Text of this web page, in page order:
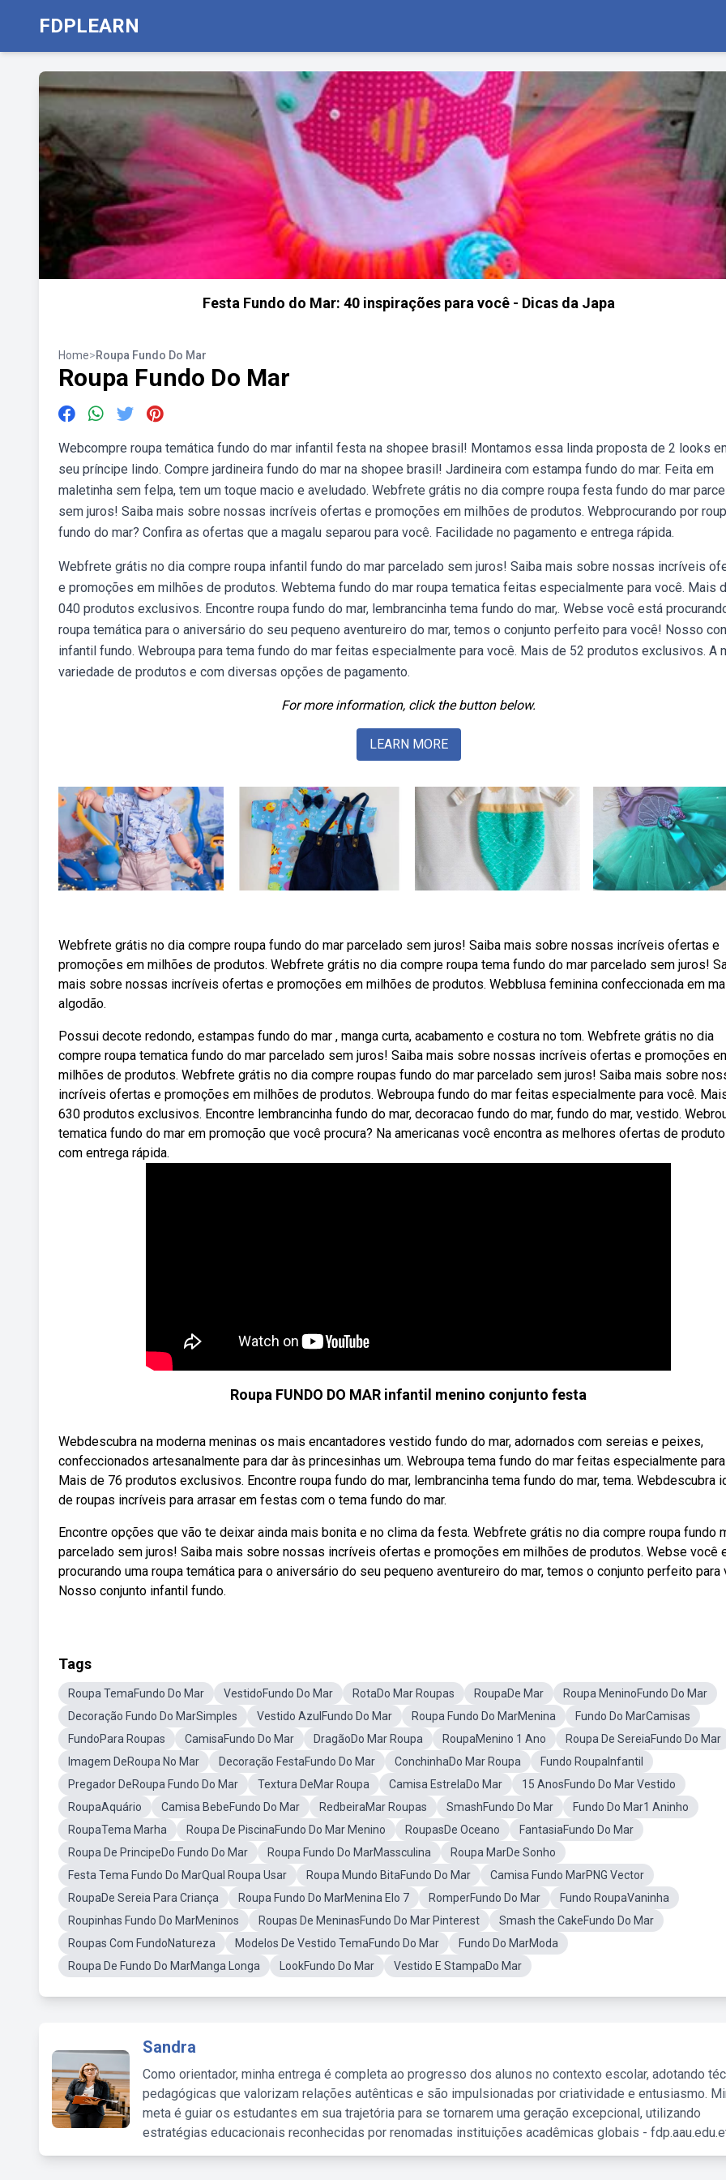
FDPLEARN
Festa Fundo do Mar: 40 inspirações para você - Dicas da Japa
Home>Roupa Fundo Do Mar
Roupa Fundo Do Mar
Webcompre roupa temática fundo do mar infantil festa na shopee brasil! Montamos essa linda proposta de 2 looks
seu príncipe lindo. Compre jardineira fundo do mar na shopee brasil! Jardineira com estampa fundo do mar. Feita em
maletinha sem felpa, tem um toque macio e aveludado. Webfrete grátis no dia compre roupa festa fundo do mar
sem juros! Saiba mais sobre nossas incríveis ofertas e promoções em milhões de produtos. Webprocurando por
fundo do mar? Confira as ofertas que a magalu separou para você. Facilidade no pagamento e entrega rápida.
Webfrete grátis no dia compre roupa infantil fundo do mar parcelado sem juros! Saiba mais sobre nossas incríveis
e promoções em milhões de produtos. Webtema fundo do mar roupa tematica feitas especialmente para você. Mais
040 produtos exclusivos. Encontre roupa fundo do mar, lembrancinha tema fundo do mar,. Webse você está
roupa temática para o aniversário do seu pequeno aventureiro do mar, temos o conjunto perfeito para você! Nosso
infantil fundo. Webroupa para tema fundo do mar feitas especialmente para você. Mais de 52 produtos exclusivos. A
variedade de produtos e com diversas opções de pagamento.
For more information, click the button below.
LEARN MORE
Webfrete grátis no dia compre roupa fundo do mar parcelado sem juros! Saiba mais sobre nossas incríveis ofertas e
promoções em milhões de produtos. Webfrete grátis no dia compre roupa tema fundo do mar parcelado sem juros!
mais sobre nossas incríveis ofertas e promoções em milhões de produtos. Webblusa feminina confeccionada em
algodão.
Possui decote redondo, estampas fundo do mar , manga curta, acabamento e costura no tom. Webfrete grátis no dia
compre roupa tematica fundo do mar parcelado sem juros! Saiba mais sobre nossas incríveis ofertas e promoções
milhões de produtos. Webfrete grátis no dia compre roupas fundo do mar parcelado sem juros! Saiba mais sobre
incríveis ofertas e promoções em milhões de produtos. Webroupa fundo do mar feitas especialmente para você.
630 produtos exclusivos. Encontre lembrancinha fundo do mar, decoracao fundo do mar, fundo do mar, vestido.
tematica fundo do mar em promoção que você procura? Na americanas você encontra as melhores ofertas de
com entrega rápida.
Roupa FUNDO DO MAR infantil menino conjunto festa
Webdescubra na moderna meninas os mais encantadores vestido fundo do mar, adornados com sereias e peixes,
confeccionados artesanalmente para dar às princesinhas um. Webroupa tema fundo do mar feitas especialmente
Mais de 76 produtos exclusivos. Encontre roupa fundo do mar, lembrancinha tema fundo do mar, tema. Webdescubra
de roupas incríveis para arrasar em festas com o tema fundo do mar.
Encontre opções que vão te deixar ainda mais bonita e no clima da festa. Webfrete grátis no dia compre roupa fundo
parcelado sem juros! Saiba mais sobre nossas incríveis ofertas e promoções em milhões de produtos. Webse você
procurando uma roupa temática para o aniversário do seu pequeno aventureiro do mar, temos o conjunto perfeito para
Nosso conjunto infantil fundo.
Tags
Roupa TemaFundo Do Mar VestidoFundo Do Mar RotaDo Mar Roupas RoupaDe Mar
Roupa MeninoFundo Do Mar
Decoração Fundo Do MarSimples
Vestido AzulFundo Do Mar Roupa Fundo Do MarMenina
Fundo Do MarCamisas
FundoPara Roupas
CamisaFundo Do Mar DragãoDo Mar Roupa RoupaMenino 1 Ano
Roupa De SereiaFundo Do Mar
Imagem DeRoupa No Mar
Decoração FestaFundo Do Mar ConchinhaDo Mar Roupa
Fundo RoupaInfantil
Pregador DeRoupa Fundo Do Mar
Textura DeMar Roupa Camisa EstrelaDo Mar
15 AnosFundo Do Mar Vestido
RoupaAquário
Camisa BebeFundo Do Mar RedbeiraMar Roupas SmashFundo Do Mar
Fundo Do Mar1 Aninho
RoupaTema Marha
Roupa De PiscinaFundo Do Mar Menino RoupasDe Oceano
FantasiaFundo Do Mar
Roupa De PrincipeDo Fundo Do Mar
Roupa Fundo Do MarMassculina
Roupa MarDe Sonho
Festa Tema Fundo Do MarQual Roupa Usar
Roupa Mundo BitaFundo Do Mar
Camisa Fundo MarPNG Vector
RoupaDe Sereia Para Criança
Roupa Fundo Do MarMenina Elo 7 RomperFundo Do Mar
Fundo RoupaVaninha
Roupinhas Fundo Do MarMeninos
Roupas De MeninasFundo Do Mar Pinterest
Smash the CakeFundo Do Mar
Roupas Com FundoNatureza
Modelos De Vestido TemaFundo Do Mar
Fundo Do MarModa
Roupa De Fundo Do MarManga Longa
LookFundo Do Mar Vestido E StampaDo Mar
Sandra
Como orientador, minha entrega é completa ao progresso dos alunos no contexto escolar, adotando
pedagógicas que valorizam relações autênticas e são impulsionadas por criatividade e entusiasmo.
meta é guiar os estudantes em sua trajetória para se tornarem uma geração excepcional, utilizando
estratégias educacionais reconhecidas por renomadas instituições acadêmicas globais -